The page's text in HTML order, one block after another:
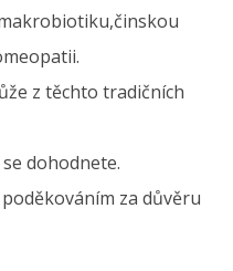
z těchto tradičních
dohodnete.
za důvěru